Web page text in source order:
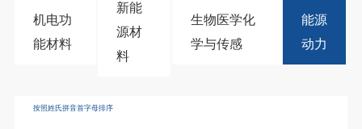
机电功
能材料
新能
源材
料
生物医学化
学与传感
能源
动力
按照姓氏拼音首字母排序